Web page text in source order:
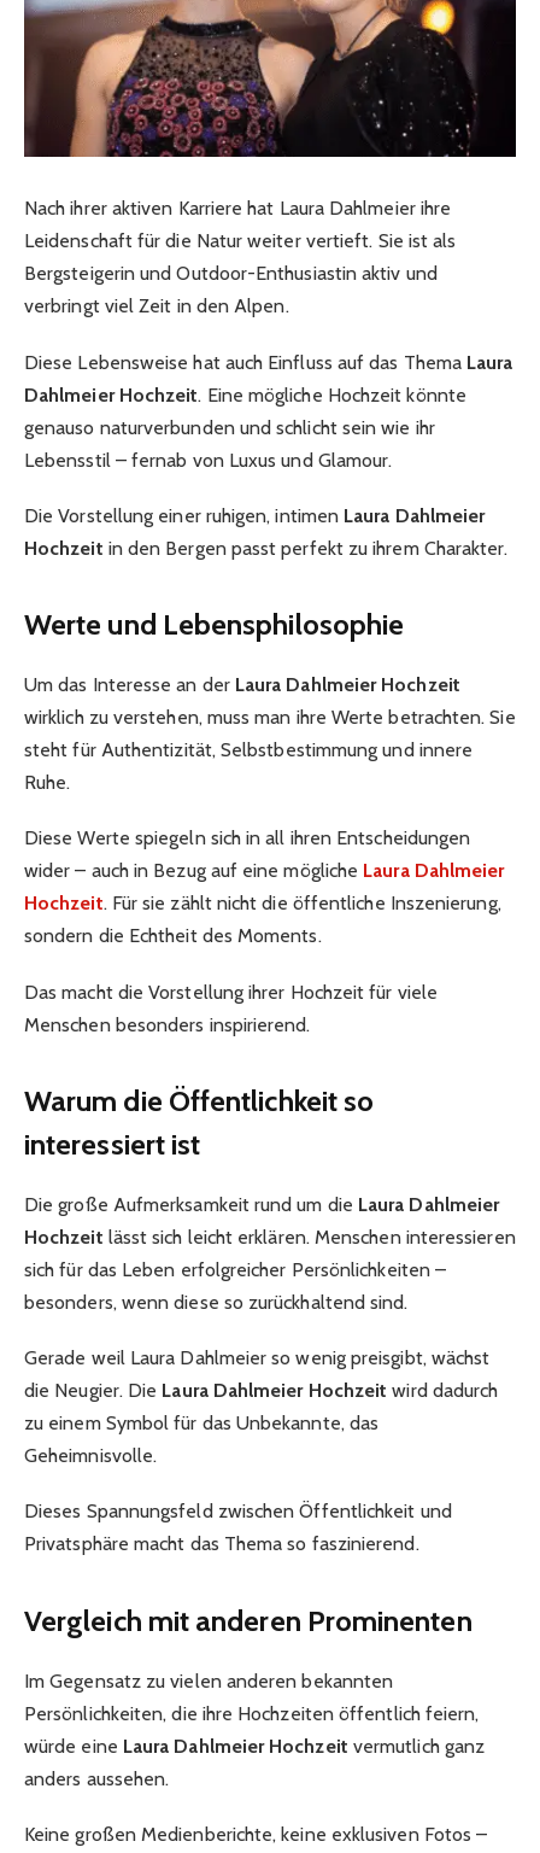
Nach ihrer aktiven Karriere hat Laura Dahlmeier ihre
Leidenschaft für die Natur weiter vertieft. Sie ist als
Bergsteigerin und Outdoor-Enthusiastin aktiv und
verbringt viel Zeit in den Alpen.
Diese Lebensweise hat auch Einfluss auf das Thema Laura
Dahlmeier Hochzeit. Eine mögliche Hochzeit könnte
genauso naturverbunden und schlicht sein wie ihr
Lebensstil – fernab von Luxus und Glamour.
Die Vorstellung einer ruhigen, intimen Laura Dahlmeier
Hochzeit in den Bergen passt perfekt zu ihrem Charakter.
Werte und Lebensphilosophie
Um das Interesse an der Laura Dahlmeier Hochzeit
wirklich zu verstehen, muss man ihre Werte betrachten. Sie
steht für Authentizität, Selbstbestimmung und innere
Ruhe.
Diese Werte spiegeln sich in all ihren Entscheidungen
wider – auch in Bezug auf eine mögliche Laura Dahlmeier
Hochzeit. Für sie zählt nicht die öffentliche Inszenierung,
sondern die Echtheit des Moments.
Das macht die Vorstellung ihrer Hochzeit für viele
Menschen besonders inspirierend.
Warum die Öffentlichkeit so
interessiert ist
Die große Aufmerksamkeit rund um die Laura Dahlmeier
Hochzeit lässt sich leicht erklären. Menschen interessieren
sich für das Leben erfolgreicher Persönlichkeiten –
besonders, wenn diese so zurückhaltend sind.
Gerade weil Laura Dahlmeier so wenig preisgibt, wächst
die Neugier. Die Laura Dahlmeier Hochzeit wird dadurch
zu einem Symbol für das Unbekannte, das
Geheimnisvolle.
Dieses Spannungsfeld zwischen Öffentlichkeit und
Privatsphäre macht das Thema so faszinierend.
Vergleich mit anderen Prominenten
Im Gegensatz zu vielen anderen bekannten
Persönlichkeiten, die ihre Hochzeiten öffentlich feiern,
würde eine Laura Dahlmeier Hochzeit vermutlich ganz
anders aussehen.
Keine großen Medienberichte, keine exklusiven Fotos –